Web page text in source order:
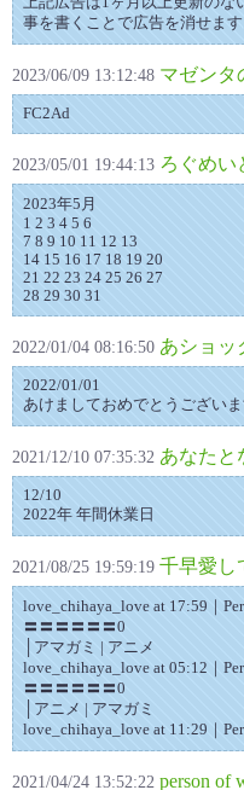
事を書くことで広告を消せます
2023/06/09 13:12:48 マゼンタ
FC2Ad
2023/05/01 19:44:13 ろぐめい
2023年5月
1 2 3 4 5 6
7 8 9 10 11 12 13
14 15 16 17 18 19 20
21 22 23 24 25 26 27
28 29 30 31
2022/01/04 08:16:50 あショッ
2022/01/01
あけましておめでとうござい
2021/12/10 07:35:32 あなたと
12/10
2022年 年間休業日
2021/08/25 19:59:19 千早愛し
love_chihaya_love at 17:59｜
〓〓〓〓〓〓0
│アマガミ | アニメ
love_chihaya_love at 05:12｜
〓〓〓〓〓〓0
│アニメ | アマガミ
love_chihaya_love at 11:29｜
2021/04/24 13:52:22 person of